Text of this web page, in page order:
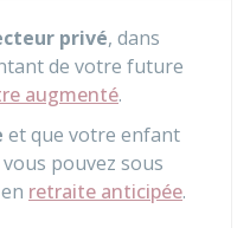
privé, dans
de votre future
augmenté.
et que votre enfant
pouvez sous
retraite anticipée.